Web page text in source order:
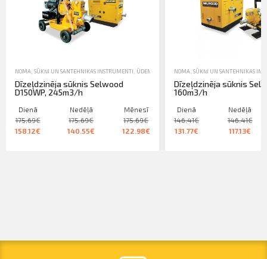
NOMA SŪKŅI UN SANTEHNIKAS INSTRUMENTI ŪDENSSŪKŅI
Dīzeļdzinēja sūknis Selwood
D150WP, 245m3/h
Dienā
175.69€
158.12€
Nedēļā
175.69€
140.55€
Mēnesī
175.69€
122.98€
NOMA SŪKŅI UN SANTEHNIKAS
Dīzeļdzinēja sūknis
160m3/h
Dienā
146.41€
131.77€
Nedēļā
146.41€
117.13€